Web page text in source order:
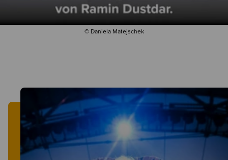
© Daniela Matejschek